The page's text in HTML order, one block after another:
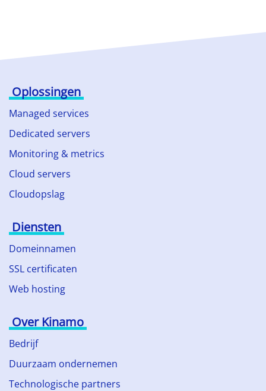
Oplossingen
Managed services
Dedicated servers
Monitoring & metrics
Cloud servers
Cloudopslag
Diensten
Domeinnamen
SSL certificaten
Web hosting
Over Kinamo
Bedrijf
Duurzaam ondernemen
Technologische partners